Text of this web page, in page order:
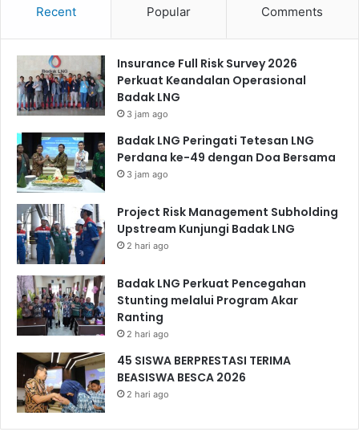
Recent Popular Comments
Insurance Full Risk Survey 2026
Perkuat Keandalan Operasional
Badak LNG
3 jam ago
Badak LNG Peringati Tetesan LNG
Perdana ke-49 dengan Doa Bersama
3 jam ago
Project Risk Management Subholding
Upstream Kunjungi Badak LNG
2 hari ago
Badak LNG Perkuat Pencegahan
Stunting melalui Program Akar
Ranting
2 hari ago
45 SISWA BERPRESTASI TERIMA
BEASISWA BESCA 2026
2 hari ago